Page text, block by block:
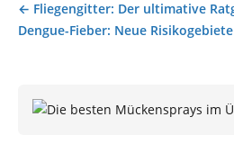
Beitragsnavigation
← Fliegengitter: Der ultimative
Dengue-Fieber: Neue